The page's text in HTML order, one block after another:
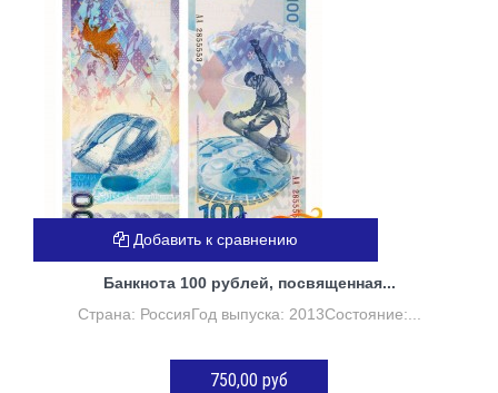
Банкнота 100 рублей, посвященная...
Страна: РоссияГод выпуска: 2013Состояние:...
750,00 руб
Добавить к сравнению